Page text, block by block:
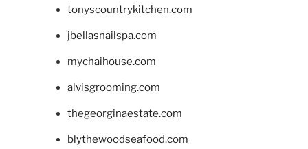
tonyscountrykitchen.com
jbellasnailspa.com
mychaihouse.com
alvisgrooming.com
thegeorginaestate.com
blythewoodseafood.com